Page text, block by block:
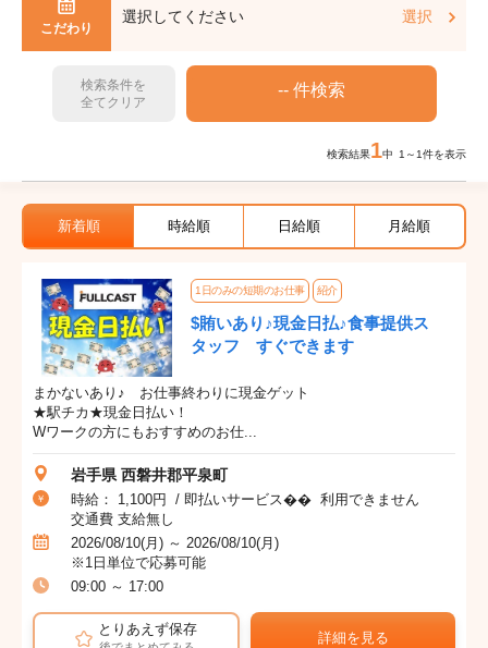
こだわり
選択してください 選択
検索条件を
全てクリア
検索結果1中 1～1件を表示
新着順 時給順 日給順 月給順
1日のみの短期のお仕事 紹介
$賄いあり♪現金日払♪食事提供ス
タッフ すぐできます
まかないあり♪ お仕事終わりに現金ゲット
★駅チカ★現金日払い！
Wワークの方にもおすすめのお仕...
岩手県 西磐井郡平泉町
時給： 1,100円 / 即払いサービス�� 利用できません
交通費 支給無し
2026/08/10(月) ～ 2026/08/10(月)
※1日単位で応募可能
09:00 ～ 17:00
とりあえず保存 詳細を見る